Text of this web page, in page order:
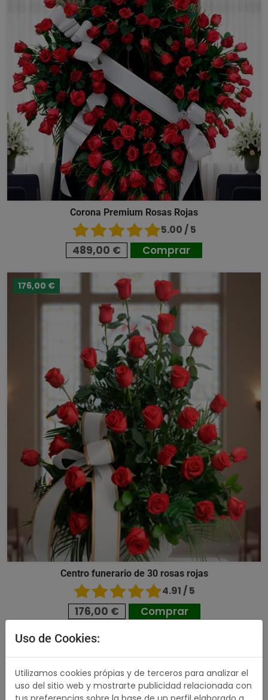
Corona Premium Rosas Rojas
5.00 / 5
489,00 € Comprar
176,00 €
Centro funerario de 30 rosas rojas
4.91 / 5
176,00 € Comprar
489,00 €
Uso de Cookies:
Utilizamos cookies própias y de terceros para analizar el
uso del sitio web y mostrarte publicidad relacionada con